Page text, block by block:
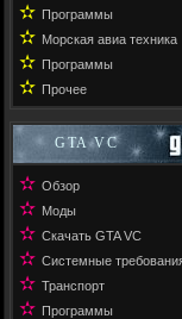
✫ Программы
✫ Морская авиа техника
✫ Программы
✫ Прочее
GTA VC
✫ Обзор
✫ Моды
✫ Скачать GTA VC
✫ Системные
✫ Транспорт
✫ Программы